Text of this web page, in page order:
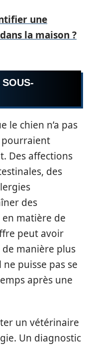
une
la maison ?
le chien n’a pas
pourraient
Des affections
des
des
matière de
peut avoir
manière plus
puisse pas se
après une
un vétérinaire
Un diagnostic